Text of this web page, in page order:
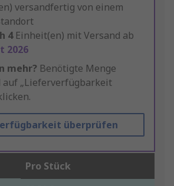
versandfertig von einem
4 Einheit(en) mit Versand ab
2026
mehr? Benötigte Menge
auf „Lieferverfügbarkeit
überprüfen
Pro Stück